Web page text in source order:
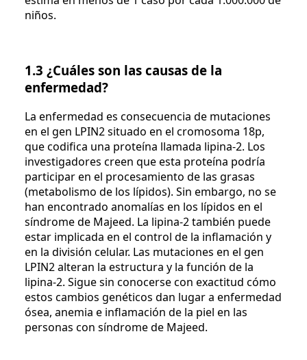
niños.
1.3 ¿Cuáles son las causas de la
enfermedad?
La enfermedad es consecuencia de mutaciones
en el gen LPIN2 situado en el cromosoma 18p,
que codifica una proteína llamada lipina-2. Los
investigadores creen que esta proteína podría
participar en el procesamiento de las grasas
(metabolismo de los lípidos). Sin embargo, no se
han encontrado anomalías en los lípidos en el
síndrome de Majeed. La lipina-2 también puede
estar implicada en el control de la inflamación y
en la división celular. Las mutaciones en el gen
LPIN2 alteran la estructura y la función de la
lipina-2. Sigue sin conocerse con exactitud cómo
estos cambios genéticos dan lugar a enfermedad
ósea, anemia e inflamación de la piel en las
personas con síndrome de Majeed.